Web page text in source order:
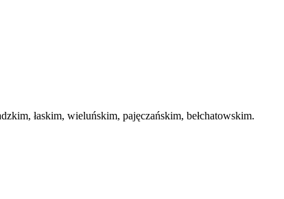
łaskim, wieluńskim, pajęczańskim, bełchatowskim.